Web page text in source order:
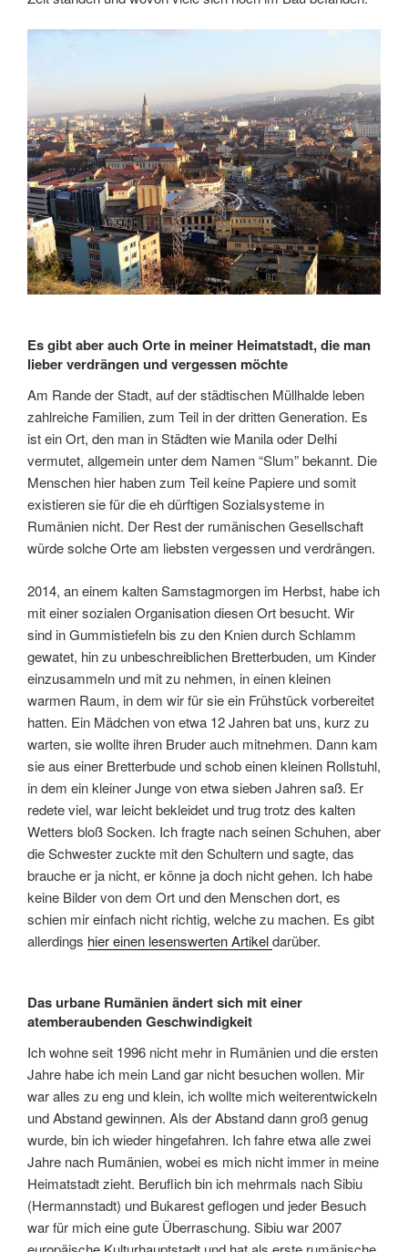
Es gibt aber auch Orte in meiner Heimatstadt, die man
lieber verdrängen und vergessen möchte
Am Rande der Stadt, auf der städtischen Müllhalde leben
zahlreiche Familien, zum Teil in der dritten Generation. Es
ist ein Ort, den man in Städten wie Manila oder Delhi
vermutet, allgemein unter dem Namen “Slum” bekannt. Die
Menschen hier haben zum Teil keine Papiere und somit
existieren sie für die eh dürftigen Sozialsysteme in
Rumänien nicht. Der Rest der rumänischen Gesellschaft
würde solche Orte am liebsten vergessen und verdrängen.
2014, an einem kalten Samstagmorgen im Herbst, habe ich
mit einer sozialen Organisation diesen Ort besucht. Wir
sind in Gummistiefeln bis zu den Knien durch Schlamm
gewatet, hin zu unbeschreiblichen Bretterbuden, um Kinder
einzusammeln und mit zu nehmen, in einen kleinen
warmen Raum, in dem wir für sie ein Frühstück vorbereitet
hatten. Ein Mädchen von etwa 12 Jahren bat uns, kurz zu
warten, sie wollte ihren Bruder auch mitnehmen. Dann kam
sie aus einer Bretterbude und schob einen kleinen Rollstuhl,
in dem ein kleiner Junge von etwa sieben Jahren saß. Er
redete viel, war leicht bekleidet und trug trotz des kalten
Wetters bloß Socken. Ich fragte nach seinen Schuhen, aber
die Schwester zuckte mit den Schultern und sagte, das
brauche er ja nicht, er könne ja doch nicht gehen. Ich habe
keine Bilder von dem Ort und den Menschen dort, es
schien mir einfach nicht richtig, welche zu machen. Es gibt
allerdings hier einen lesenswerten Artikeldarüber.
Das urbane Rumänien ändert sich mit einer
atemberaubenden Geschwindigkeit
Ich wohne seit 1996 nicht mehr in Rumänien und die ersten
Jahre habe ich mein Land gar nicht besuchen wollen. Mir
war alles zu eng und klein, ich wollte mich weiterentwickeln
und Abstand gewinnen. Als der Abstand dann groß genug
wurde, bin ich wieder hingefahren. Ich fahre etwa alle zwei
Jahre nach Rumänien, wobei es mich nicht immer in meine
Heimatstadt zieht. Beruflich bin ich mehrmals nach Sibiu
(Hermannstadt) und Bukarest geflogen und jeder Besuch
war für mich eine gute Überraschung. Sibiu war 2007